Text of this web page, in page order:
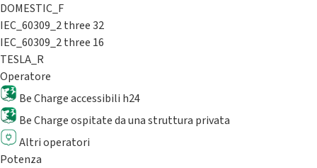
DOMESTIC_F
IEC_60309_2 three 32
IEC_60309_2 three 16
TESLA_R
Operatore
Be Charge accessibili h24
Be Charge ospitate da una struttura privata
Altri operatori
Potenza